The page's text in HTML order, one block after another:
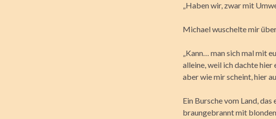
„Haben wir, zwar mit
Michael wuschelte mir
„Kann… man sich mal mit
alleine, weil ich dachte hier
aber wie mir scheint, hier
Ein Bursche vom Land,
braungebrannt mit